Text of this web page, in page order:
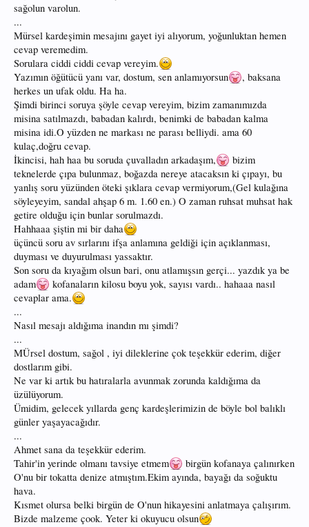
O günden bu yana da.
Hayatımda gördüğüm,en zor,en bereketli ve en keyif verici geceydi belki de.
Allah hepinize böyle bir hatıra anlatmayı nasip etsin.
M.Mahir ERSİN
1945 Anadoluhisarı-İSTANBUL
sağolun varolun.
...
Mürsel kardeşimin mesajını gayet iyi alıyorum, yoğunluktan hemen
cevap veremedim.
Sorulara ciddi ciddi cevap vereyim.
Yazımın öğütücü yanı var, dostum, sen anlamıyorsun
, baksana
herkes un ufak oldu. Ha ha.
Şimdi birinci soruya şöyle cevap vereyim, bizim zamanımızda
misina satılmazdı, babadan kalırdı, benimki de babadan kalma
misina idi.O yüzden ne markası ne parası belliydi. ama 60
kulaç,doğru cevap.
İkincisi, hah haa bu soruda çuvalladın arkadaşım,
bizim
teknelerde çıpa bulunmaz, boğazda nereye atacaksın ki çıpayı, bu
yanlış soru yüzünden öteki şıklara cevap vermiyorum,(Gel kulağına
söyleyeyim, sandal ahşap 6 m. 1.60 en.) O zaman ruhsat muhsat hak
getire olduğu için bunlar sorulmazdı.
Hahhaaa şiştin mi bir daha
üçüncü soru av sırlarını ifşa anlamına geldiği için açıklanması,
duyması ve duyurulması yassaktır.
Son soru da kıyağım olsun bari, onu atlamışsın gerçi... yazdık ya be
adam
kofanaların kilosu boyu yok, sayısı vardı.. hahaaa nasıl
cevaplar ama.
...
Nasıl mesajı aldığıma inandın mı şimdi?
...
MÜrsel dostum, sağol , iyi dileklerine çok teşekkür ederim, diğer
dostlarım gibi.
Ne var ki artık bu hatıralarla avunmak zorunda kaldığıma da
üzülüyorum.
Ümidim, gelecek yıllarda genç kardeşlerimizin de böyle bol balıklı
günler yaşayacağıdır.
...
Ahmet sana da teşekkür ederim.
Tahir'in yerinde olmanı tavsiye etmem
birgün kofanaya çalınırken
O'nu bir tokatta denize atmıştım.Ekim ayında, bayağı da soğuktu
hava.
Kısmet olursa belki birgün de O'nun hikayesini anlatmaya çalışırım.
Bizde malzeme çook. Yeter ki okuyucu olsun